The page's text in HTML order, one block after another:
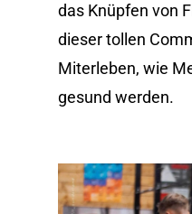
das Knüpfen von
dieser tollen
Miterleben, wie
gesund werden.